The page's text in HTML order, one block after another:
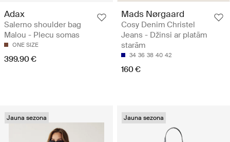
Adax
Salerno shoulder bag
Malou - Plecu somas
ONE SIZE
399.90 €
Mads Nørgaard
Cosy Denim Christel
Jeans - Džinsi ar platām
starām
34 36 38 40 42
160 €
Jauna sezona Jauna sezona